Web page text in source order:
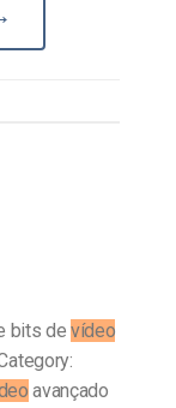
bits de vídeo
avançado